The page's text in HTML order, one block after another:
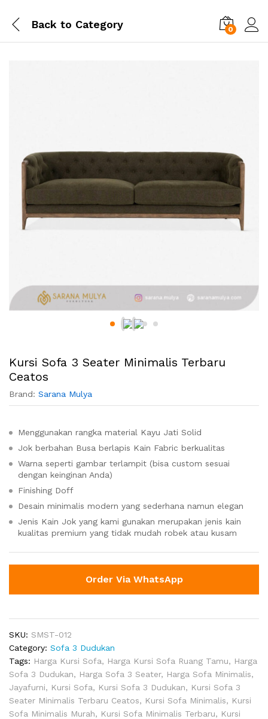
Back to Category 0
Kursi Sofa 3 Seater Minimalis Terbaru
Ceatos
Brand: Sarana Mulya
Menggunakan rangka material Kayu Jati Solid
Jok berbahan Busa berlapis Kain Fabric berkualitas
Warna seperti gambar terlampit (bisa custom sesuai
dengan keinginan Anda)
Finishing Doff
Desain minimalis modern yang sederhana namun elegan
Jenis Kain Jok yang kami gunakan merupakan jenis kain
kualitas premium yang tidak mudah robek atau kusam
Order Via WhatsApp
SKU: SMST-012
Category: Sofa 3 Dudukan
Tags: Harga Kursi Sofa, Harga Kursi Sofa Ruang Tamu, Harga
Sofa 3 Dudukan, Harga Sofa 3 Seater, Harga Sofa Minimalis,
Jayafurni, Kursi Sofa, Kursi Sofa 3 Dudukan, Kursi Sofa 3
Seater Minimalis Terbaru Ceatos, Kursi Sofa Minimalis, Kursi
Sofa Minimalis Murah, Kursi Sofa Minimalis Terbaru, Kursi